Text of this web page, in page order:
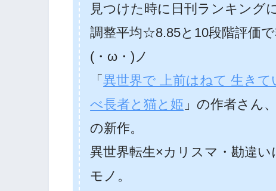
見つけた時に日刊ランキング
調整平均☆8.85と10段階評価で
(・ω・)ノ
「異世界で 上前はねて 生きて
べ長者と猫と姫 」の作者さん
の新作。
異世界転生×カリスマ・勘違
モノ。